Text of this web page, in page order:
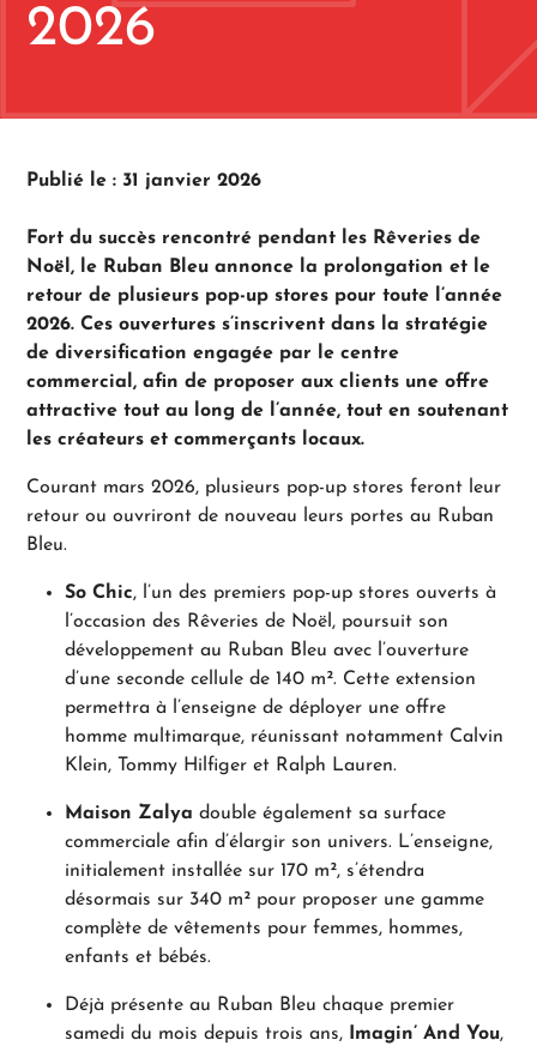
2026
Publié le : 31 janvier 2026
Fort du succès rencontré pendant les Rêveries de
Noël, le Ruban Bleu annonce la prolongation et le
retour de plusieurs pop-up stores pour toute l’année
2026. Ces ouvertures s’inscrivent dans la stratégie
de diversification engagée par le centre
commercial, afin de proposer aux clients une offre
attractive tout au long de l’année, tout en soutenant
les créateurs et commerçants locaux.
Courant mars 2026, plusieurs pop-up stores feront leur
retour ou ouvriront de nouveau leurs portes au Ruban
Bleu.
So Chic, l’un des premiers pop-up stores ouverts à
l’occasion des Rêveries de Noël, poursuit son
développement au Ruban Bleu avec l’ouverture
d’une seconde cellule de 140 m². Cette extension
permettra à l’enseigne de déployer une offre
homme multimarque, réunissant notamment Calvin
Klein, Tommy Hilfiger et Ralph Lauren.
Maison Zalya double également sa surface
commerciale afin d’élargir son univers. L’enseigne,
initialement installée sur 170 m², s’étendra
désormais sur 340 m² pour proposer une gamme
complète de vêtements pour femmes, hommes,
enfants et bébés.
Déjà présente au Ruban Bleu chaque premier
samedi du mois depuis trois ans,
Imagin’ And You,